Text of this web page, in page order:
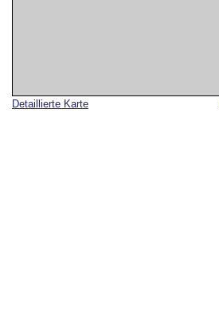
Detaillierte Karte